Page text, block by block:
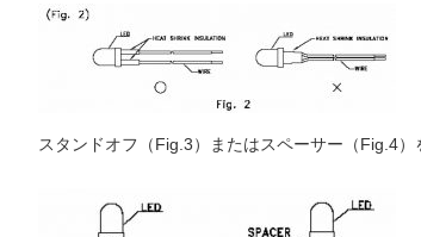
スタンドオフ（Fig.3）またはスペーサー（Fig.4